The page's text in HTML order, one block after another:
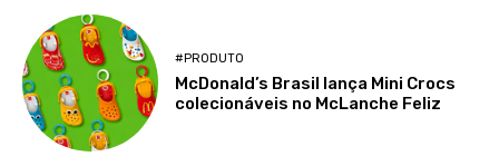
#PRODUTO
McDonald’s Brasil lança Mini Crocs
colecionáveis no McLanche Feliz